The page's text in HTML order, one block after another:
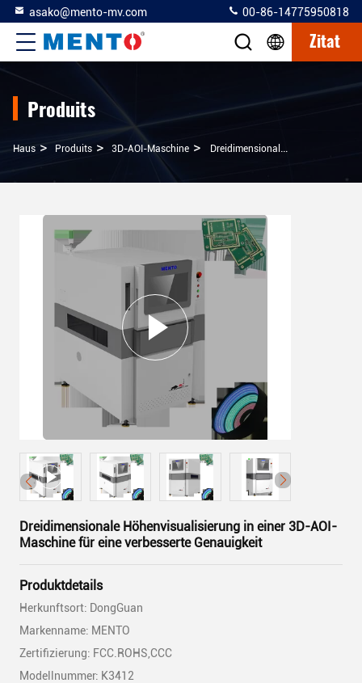
asako@mento-mv.com 00-86-14775950818
Zitat
Produits
Haus > Produits > 3D-AOI-Maschine > Dreidimensionale Höhenvisualisierung In Einer 3D-AOI-Maschine Für Eine Verbesserte Genauigkeit
Dreidimensionale Höhenvisualisierung in einer 3D-AOI-
Maschine für eine verbesserte Genauigkeit
Produktdetails
Herkunftsort: DongGuan
Markenname: MENTO
Zertifizierung: FCC.ROHS,CCC
Modellnummer: K3412